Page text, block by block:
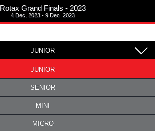
Rotax Grand Finals - 2023
4 Dec. 2023 - 9 Dec. 2023
JUNIOR
JUNIOR
SENIOR
MINI
MICRO